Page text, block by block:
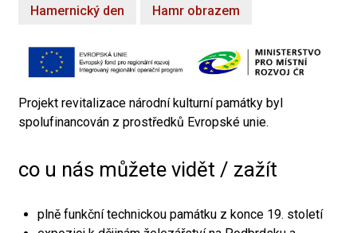
Hamernický den Hamr obrazem
Projekt revitalizace národní kulturní památky byl
spolufinancován z prostředků Evropské unie.
co u nás můžete vidět / zažít
plně funkční technickou památku z konce 19. století